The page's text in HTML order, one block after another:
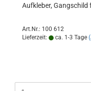
Aufkleber,
Art.Nr.: 100 612
Lieferzeit:
ca. 1-3 Tage